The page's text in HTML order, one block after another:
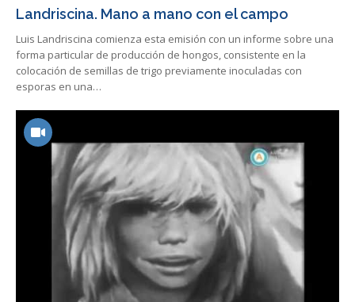
Landriscina. Mano a mano con el campo
Luis Landriscina comienza esta emisión con un informe sobre una
forma particular de producción de hongos, consistente en la
colocación de semillas de trigo previamente inoculadas con
esporas en una…